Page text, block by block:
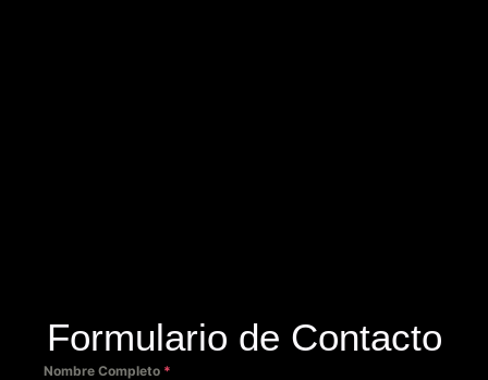
Formulario de Contacto
Nombre Completo *